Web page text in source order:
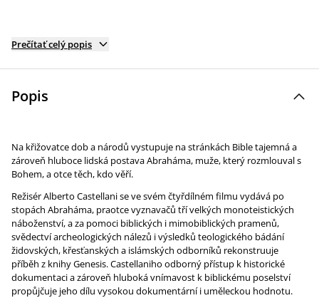
Prečítať celý popis
Popis
Na křižovatce dob a národů vystupuje na stránkách Bible tajemná a
zároveň hluboce lidská postava Abraháma, muže, který rozmlouval s
Bohem, a otce těch, kdo věří.
Režisér Alberto Castellani se ve svém čtyřdílném filmu vydává po
stopách Abraháma, praotce vyznavačů tří velkých monoteistických
náboženství, a za pomoci biblických i mimobiblických pramenů,
svědectví archeologických nálezů i výsledků teologického bádání
židovských, křesťanských a islámských odborníků rekonstruuje
příběh z knihy Genesis. Castellaniho odborný přístup k historické
dokumentaci a zároveň hluboká vnímavost k biblickému poselství
propůjčuje jeho dílu vysokou dokumentární i uměleckou hodnotu.